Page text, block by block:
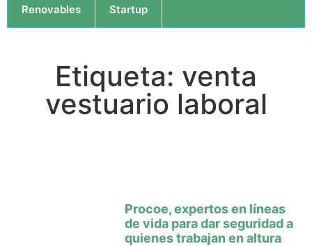
Renovables Startup
Etiqueta: venta
vestuario laboral
Procoe, expertos en líneas
de vida para dar seguridad a
quienes trabajan en altura